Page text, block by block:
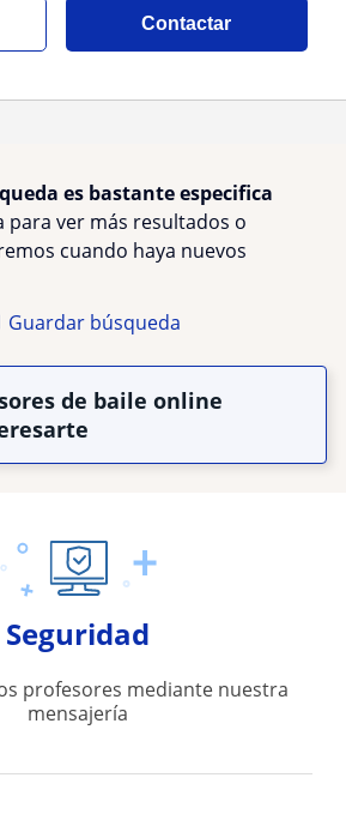
Contactar
es bastante especifica
para ver más resultados o
cuando haya nuevos
Guardar búsqueda
de baile online
Seguridad
profesores mediante nuestra
mensajería